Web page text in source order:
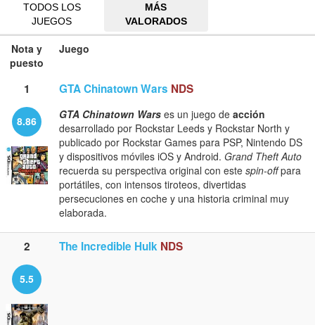
TODOS LOS
JUEGOS
MÁS
VALORADOS
Nota y
puesto
Juego
1 GTA Chinatown Wars NDS
8.86 GTA Chinatown Wars es un juego de acción
desarrollado por Rockstar Leeds y Rockstar North y
publicado por Rockstar Games para PSP, Nintendo DS
y dispositivos móviles iOS y Android. Grand Theft Auto
recuerda su perspectiva original con este spin-offpara
portátiles, con intensos tiroteos, divertidas
persecuciones en coche y una historia criminal muy
elaborada.
2 The Incredible Hulk NDS
5.5